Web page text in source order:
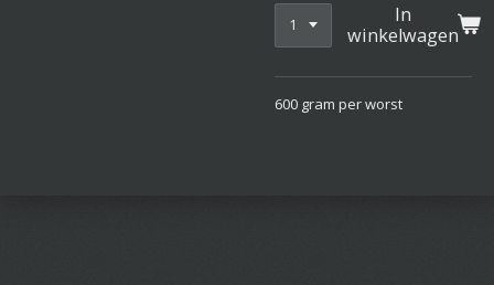
In
winkelwagen
600 gram per worst